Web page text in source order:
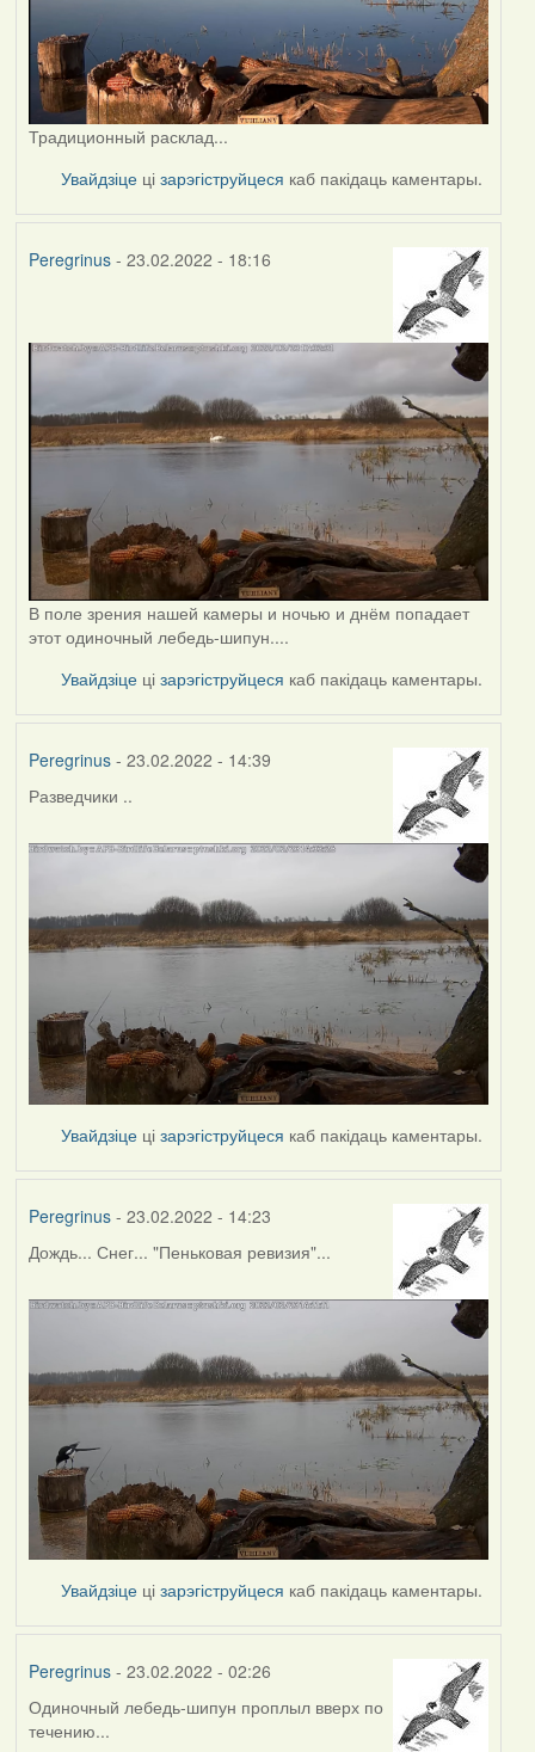
Традиционный расклад...
Увайдзіце цізарэгіструйцеся каб пакідаць каментары.
Peregrinus- 23.02.2022 - 18:16
В поле зрения нашей камеры и ночью и днём попадает
этот одиночный лебедь-шипун....
Увайдзіце цізарэгіструйцеся каб пакідаць каментары.
Peregrinus- 23.02.2022 - 14:39
Разведчики ..
Увайдзіце цізарэгіструйцеся каб пакідаць каментары.
Peregrinus- 23.02.2022 - 14:23
Дождь... Снег... "Пеньковая ревизия"...
Увайдзіце цізарэгіструйцеся каб пакідаць каментары.
Peregrinus- 23.02.2022 - 02:26
Одиночный лебедь-шипун проплыл вверх по
течению...